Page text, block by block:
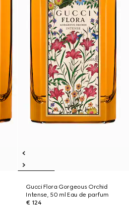
Gucci Flora Gorgeous Orchid
Intense, 50 ml Eau de parfum
€ 124